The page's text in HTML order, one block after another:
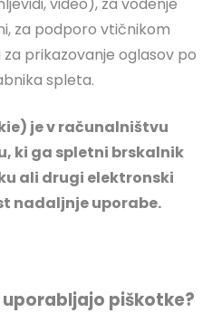
za podporo vtičnikom
prikazovanje oglasov po
spleta.
je v računalništvu
ki ga spletni brskalnik
ali drugi elektronski
nadaljnje uporabe.
piškotke?